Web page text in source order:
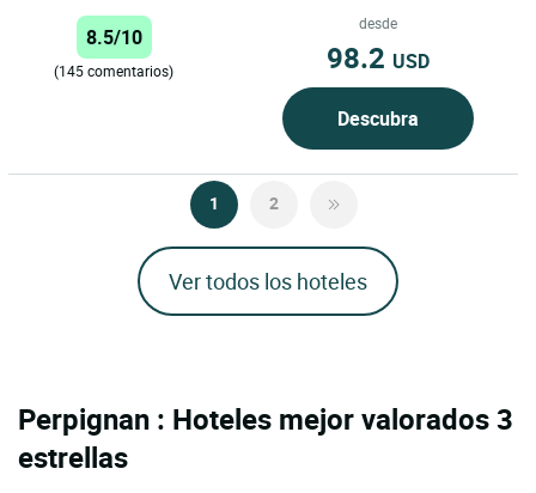
vista impresionante...
8.5/10
(145 comentarios)
desde
98.2 USD
Descubra
1 2
Ver todos los hoteles
Perpignan : Hoteles mejor valorados 3
estrellas